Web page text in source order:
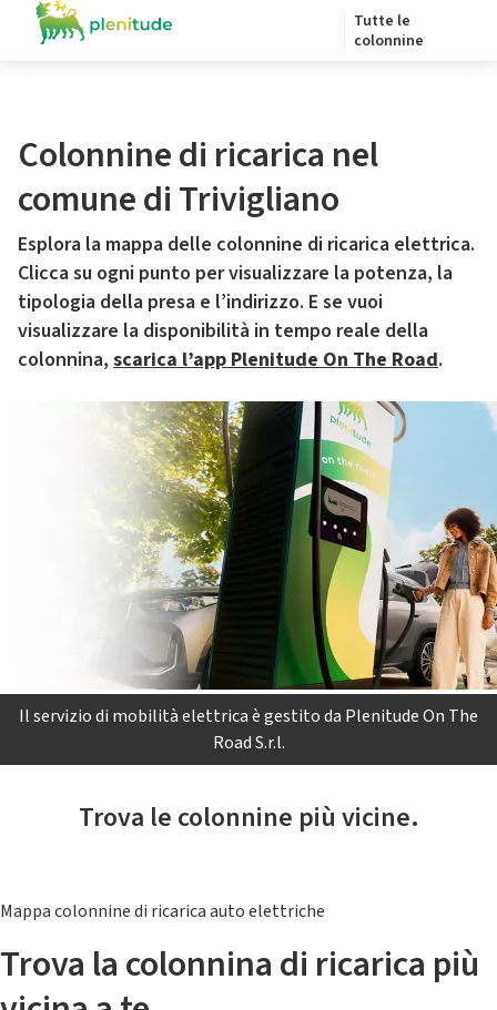
Tutte le
colonnine
Colonnine di ricarica nel
comune di Trivigliano
Esplora la mappa delle colonnine di ricarica elettrica.
Clicca su ogni punto per visualizzare la potenza, la
tipologia della presa e l’indirizzo. E se vuoi
visualizzare la disponibilità in tempo reale della
colonnina, scarica l’app Plenitude On The Road.
Il servizio di mobilità elettrica è gestito da Plenitude On The
Road S.r.l.
Trova le colonnine più vicine.
Mappa colonnine di ricarica auto elettriche
Trova la colonnina di ricarica più